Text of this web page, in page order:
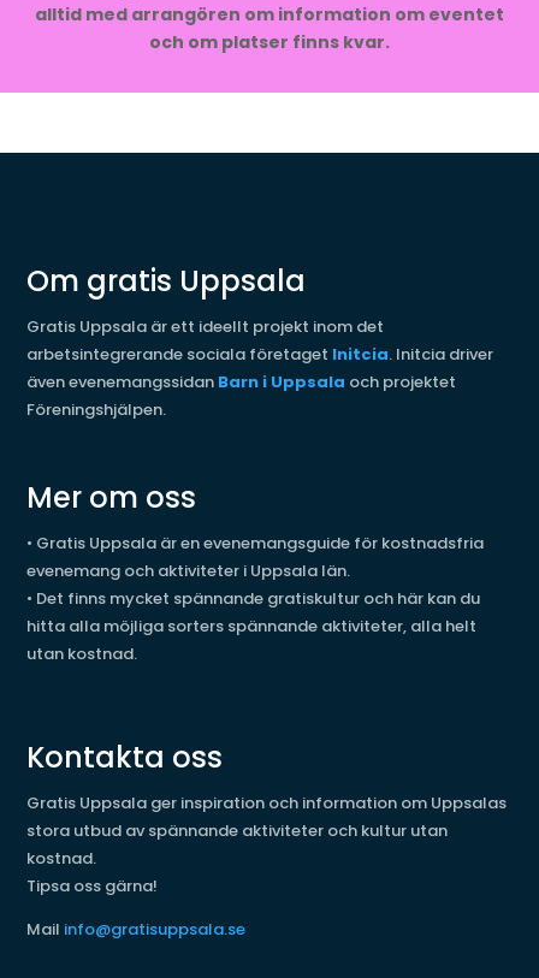
alltid med arrangören om information om eventet
och om platser finns kvar.
Om gratis Uppsala
Gratis Uppsala är ett ideellt projekt inom det
arbetsintegrerande sociala företaget Initcia. Initcia driver
även evenemangssidan Barn i Uppsala och projektet
Föreningshjälpen.
Mer om oss
• Gratis Uppsala är en evenemangsguide för kostnadsfria
evenemang och aktiviteter i Uppsala län.
• Det finns mycket spännande gratiskultur och här kan du
hitta alla möjliga sorters spännande aktiviteter, alla helt
utan kostnad.
Kontakta oss
Gratis Uppsala ger inspiration och information om Uppsalas
stora utbud av spännande aktiviteter och kultur utan
kostnad.
Tipsa oss gärna!
Mail info@gratisuppsala.se